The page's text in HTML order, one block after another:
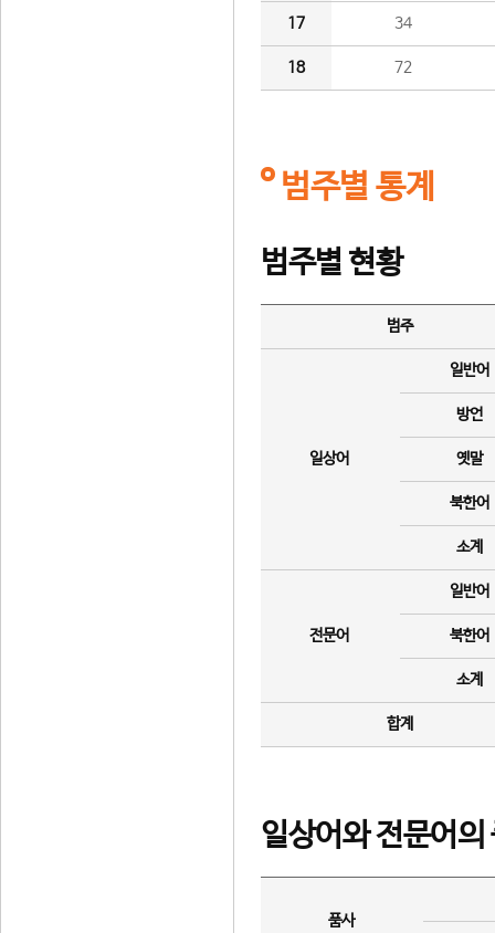
17 34
18 72
범주별 통계
범주별 현황
범주
일상어
일반어
방언
옛말
북한어
소계
전문어
일반어
북한어
소계
합계
일상어와 전문어의
품사